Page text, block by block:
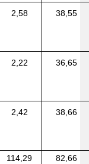
2,58 38,55
2,22 36,65
2,42 38,66
114,29 82,66